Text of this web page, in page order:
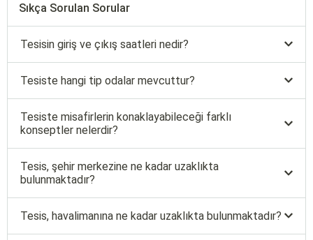
Sıkça Sorulan Sorular
Tesisin giriş ve çıkış saatleri nedir?
Tesiste hangi tip odalar mevcuttur?
Tesiste misafirlerin konaklayabileceği farklı
konseptler nelerdir?
Tesis, şehir merkezine ne kadar uzaklıkta
bulunmaktadır?
Tesis, havalimanına ne kadar uzaklıkta bulunmaktadır?